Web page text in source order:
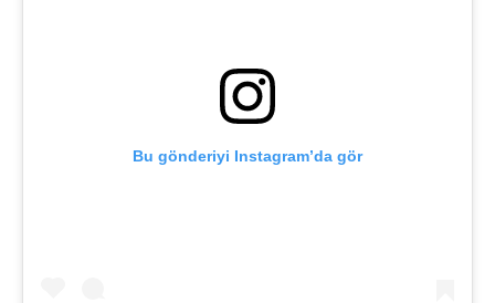
Bu gönderiyi Instagram’da gör